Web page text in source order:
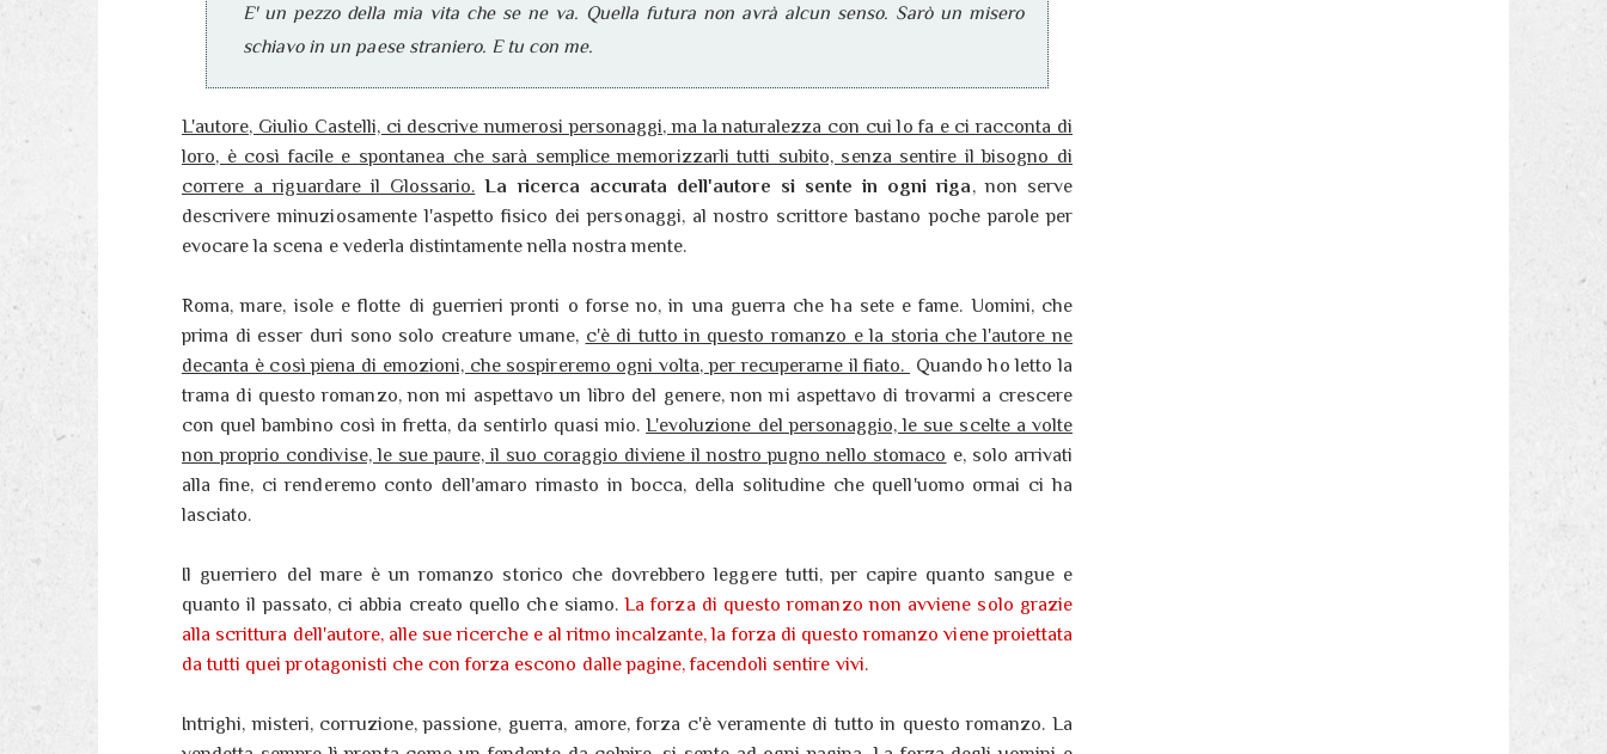
E' un pezzo della mia vita che se ne va. Quella futura non avrà alcun senso. Sarò un misero
schiavo in un paese straniero. E tu con me.
L'autore, Giulio Castelli, ci descrive numerosi personaggi, ma la naturalezza con cui lo fa e ci racconta di
loro, è così facile e spontanea che sarà semplice memorizzarli tutti subito, senza sentire il bisogno di
correre a riguardare il Glossario. La ricerca accurata dell'autore si sente in ogni riga, non serve
descrivere minuziosamente l'aspetto fisico dei personaggi, al nostro scrittore bastano poche parole per
evocare la scena e vederla distintamente nella nostra mente.
Roma, mare, isole e flotte di guerrieri pronti o forse no, in una guerra che ha sete e fame. Uomini, che
prima di esser duri sono solo creature umane, c'è di tutto in questo romanzo e la storia che l'autore ne
decanta è così piena di emozioni, che sospireremo ogni volta, per recuperarne il fiato.
Quando ho letto la
trama di questo romanzo, non mi aspettavo un libro del genere, non mi aspettavo di trovarmi a crescere
con quel bambino così in fretta, da sentirlo quasi mio.L'evoluzione del personaggio, le sue scelte a volte
non proprio condivise, le sue paure, il suo coraggio diviene il nostro pugno nello stomaco e, solo arrivati
alla fine, ci renderemo conto dell'amaro rimasto in bocca, della solitudine che quell'uomo ormai ci ha
lasciato.
Il guerriero del mare è un romanzo storico che dovrebbero leggere tutti, per capire quanto sangue e
quanto il passato, ci abbia creato quello che siamo.La forza di questo romanzo non avviene solo grazie
alla scrittura dell'autore, alle sue ricerche e al ritmo incalzante, la forza di questo romanzo viene proiettata
da tutti quei protagonisti che con forza escono dalle pagine, facendoli sentire vivi.
Intrighi, misteri, corruzione, passione, guerra, amore, forza c'è veramente di tutto in questo romanzo. La